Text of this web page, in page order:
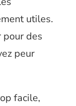
utiles.
des
peur
facile,